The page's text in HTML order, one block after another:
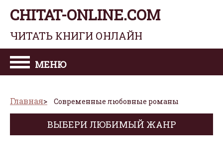
CHITAT-ONLINE.COM
ЧИТАТЬ КНИГИ ОНЛАЙН
МЕНЮ
Главная Современные любовные романы
ВЫБЕРИ ЛЮБИМЫЙ ЖАНР